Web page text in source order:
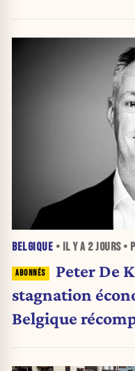
BELGIQUE • IL Y A 2 JOURS•
Peter De
stagnation
Belgique